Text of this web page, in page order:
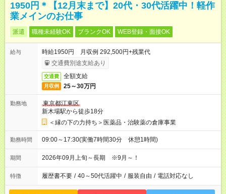
1950円＊【12月末まで】20代・30代活躍中！軽作
業メインのお仕事
派遣 職種未経験OK ブランクOK WEB登録・面接OK
給与
時給1950円 月収例 292,500円+残業代
交通費別途支給あり
交通費 全額支給
月収例 25～30万円
勤務地
東京都江東区
新木場駅から徒歩18分
＜縁の下の力持ち＞医薬品・治験薬の倉庫事業
勤務時間 09:00～17:30(実働7時間30分 休憩1時間)
期間 2026年09月上旬～長期 ※9月～！
特徴 履歴書不要 / 40～50代活躍中 / 服装自由 / 電話対応なし